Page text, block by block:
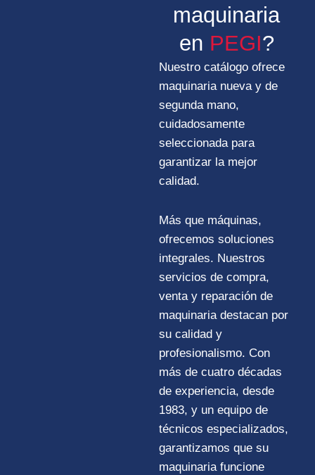
maquinaria
en PEGI?
Nuestro catálogo ofrece
maquinaria nueva y de
segunda mano,
cuidadosamente
seleccionada para
garantizar la mejor
calidad.
Más que máquinas,
ofrecemos soluciones
integrales. Nuestros
servicios de compra,
venta y reparación de
maquinaria destacan por
su calidad y
profesionalismo. Con
más de cuatro décadas
de experiencia, desde
1983, y un equipo de
técnicos especializados,
garantizamos que su
maquinaria funcione